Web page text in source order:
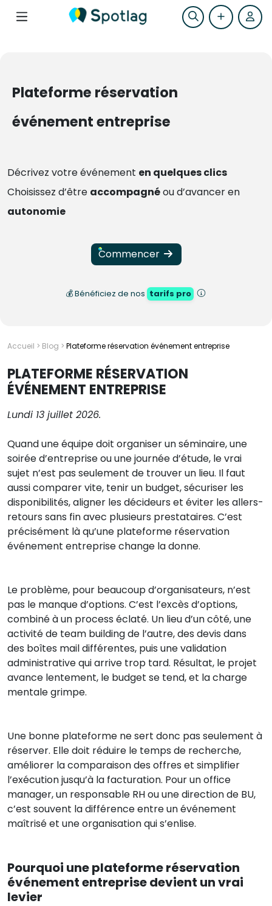
Plateforme réservation
événement entreprise
Décrivez votre événement en quelques clics
Choisissez d’être accompagnéou d’avancer en
autonomie
Commencer
💰 Bénéficiez de nos tarifs pro
Accueil > Blog > Plateforme réservation événement entreprise
PLATEFORME RÉSERVATION
ÉVÉNEMENT ENTREPRISE
Lundi 13 juillet 2026.
Quand une équipe doit organiser un séminaire, une
soirée d’entreprise ou une journée d’étude, le vrai
sujet n’est pas seulement de trouver un lieu. Il faut
aussi comparer vite, tenir un budget, sécuriser les
disponibilités, aligner les décideurs et éviter les allers-
retours sans fin avec plusieurs prestataires. C’est
précisément là qu’une plateforme réservation
événement entreprise change la donne.
Le problème, pour beaucoup d’organisateurs, n’est
pas le manque d’options. C’est l’excès d’options,
combiné à un process éclaté. Un lieu d’un côté, une
activité de team building de l’autre, des devis dans
des boîtes mail différentes, puis une validation
administrative qui arrive trop tard. Résultat, le projet
avance lentement, le budget se tend, et la charge
mentale grimpe.
Une bonne plateforme ne sert donc pas seulement à
réserver. Elle doit réduire le temps de recherche,
améliorer la comparaison des offres et simplifier
l’exécution jusqu’à la facturation. Pour un office
manager, un responsable RH ou une direction de BU,
c’est souvent la différence entre un événement
maîtrisé et une organisation qui s’enlise.
Pourquoi une plateforme réservation
événement entreprise devient un vrai
levier